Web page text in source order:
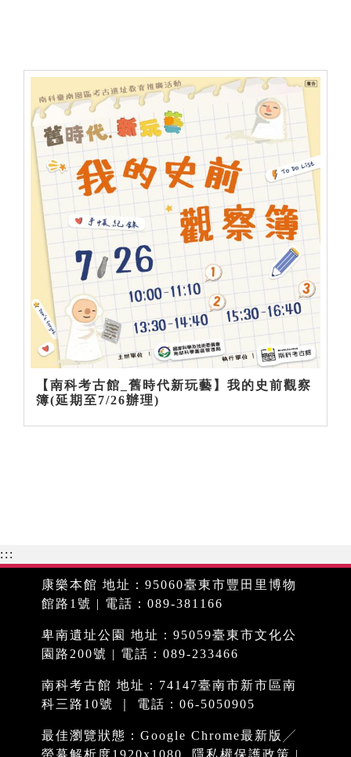
【南科考古館_舊時代新玩藝】我的史前觀察
簿(延期至7/26辦理)
:::
康樂本館 地址：95060臺東市豐田里博物
館路1號 | 電話：089-381166
卑南遺址公園 地址：95059臺東市文化公
園路200號 | 電話：089-233466
南科考古館 地址：74147臺南市新市區南
科三路10號 ｜ 電話：06-5050905
最佳瀏覽狀態：Google Chrome最新版╱